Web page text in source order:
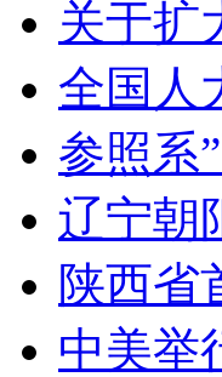
关于扩
全国人
参照系
辽宁朝
陕西省
中美举